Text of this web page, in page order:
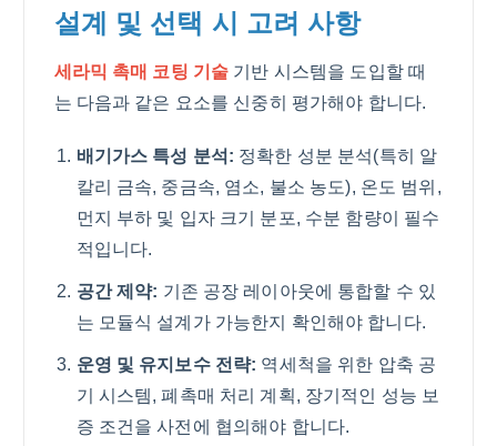
설계 및 선택 시 고려 사항
세라믹 촉매 코팅 기술 기반 시스템을 도입할 때
는 다음과 같은 요소를 신중히 평가해야 합니다.
배기가스 특성 분석: 정확한 성분 분석(특히 알
칼리 금속, 중금속, 염소, 불소 농도), 온도 범위,
먼지 부하 및 입자 크기 분포, 수분 함량이 필수
적입니다.
공간 제약: 기존 공장 레이아웃에 통합할 수 있
는 모듈식 설계가 가능한지 확인해야 합니다.
운영 및 유지보수 전략: 역세척을 위한 압축 공
기 시스템, 폐촉매 처리 계획, 장기적인 성능 보
증 조건을 사전에 협의해야 합니다.